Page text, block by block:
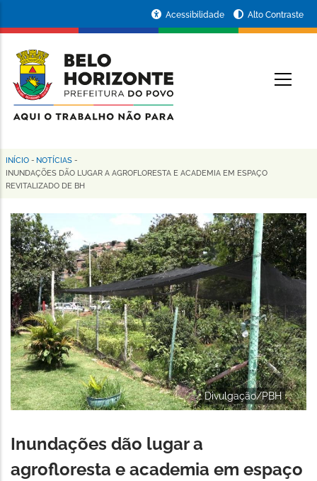
conteúdo
principal
da
Prefeitura
de
Horizonte
Acessibilidade Alto Contraste
Trilha
de
navegação
INÍCIO - NOTÍCIAS -
INUNDAÇÕES DÃO LUGAR A AGROFLORESTA E ACADEMIA EM ESPAÇO
REVITALIZADO DE BH
Divulgação/PBH
Inundações dão lugar a
agrofloresta e academia em espaço